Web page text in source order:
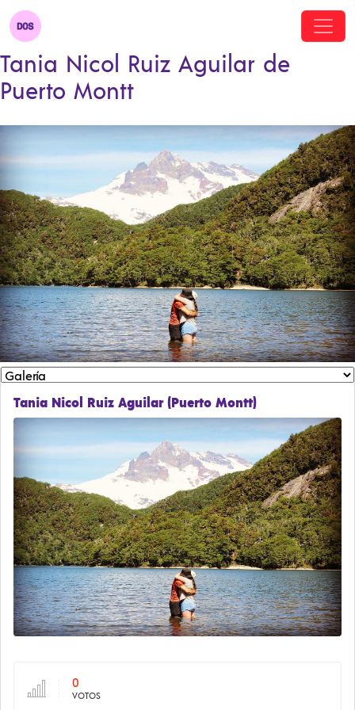
Tania Nicol Ruiz Aguilar de
Puerto Montt
Tania Nicol Ruiz Aguilar (Puerto Montt)
0
VOTOS